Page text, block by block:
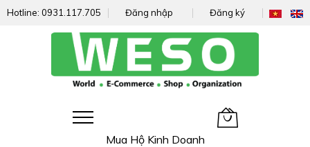
Hotline: 0931.117.705 Đăng nhập Đăng ký
Mua Hộ Kinh Doanh